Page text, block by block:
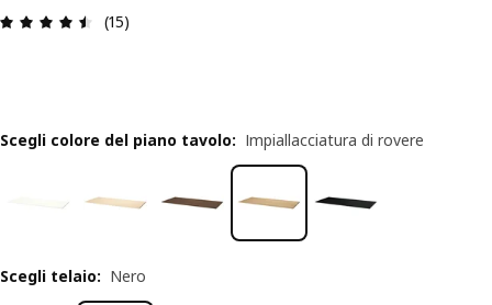
Recensione: 4.5 di 5 stelle. Recensioni totali: 15
(15)
Scegli colore del piano tavolo: Impiallacciatura di rovere
Scegli telaio: Nero